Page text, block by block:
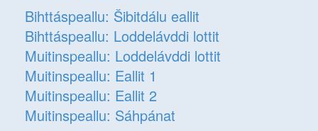
Bihttáspeallu: Šibitdálu eallit
Bihttáspeallu: Loddelávddi lottit
Muitinspeallu: Loddelávddi lottit
Muitinspeallu: Eallit 1
Muitinspeallu: Eallit 2
Muitinspeallu: Sáhpánat